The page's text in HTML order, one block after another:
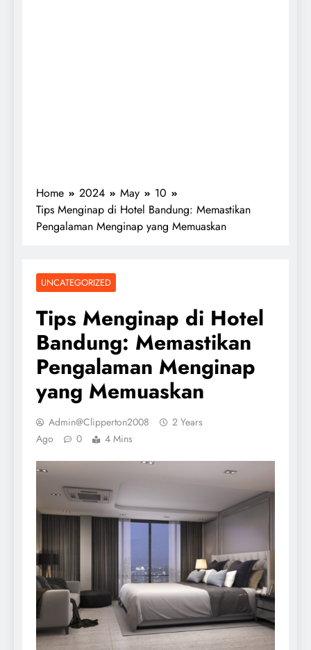
Home 2024 May
10
Tips Menginap di Hotel Bandung: Memastikan
Pengalaman Menginap yang Memuaskan
UNCATEGORIZED
Tips Menginap di Hotel
Bandung: Memastikan
Pengalaman Menginap
yang Memuaskan
Admin@clipperton2008
2 Years
Ago
0 4 Mins